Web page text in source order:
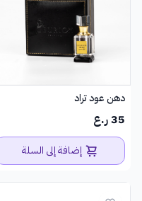
دهن عود تراد
35 ر.ع
إضافة إلى السلة